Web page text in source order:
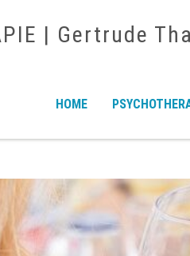
| Gertrude
HOME